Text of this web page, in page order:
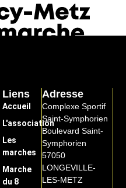
Liens
Accueil
L'association
Les
marches
Marche
du 8
Adresse
Complexe Sportif
Saint-Symphorien
Boulevard Saint-
Symphorien
57050
LONGEVILLE-
LES-METZ